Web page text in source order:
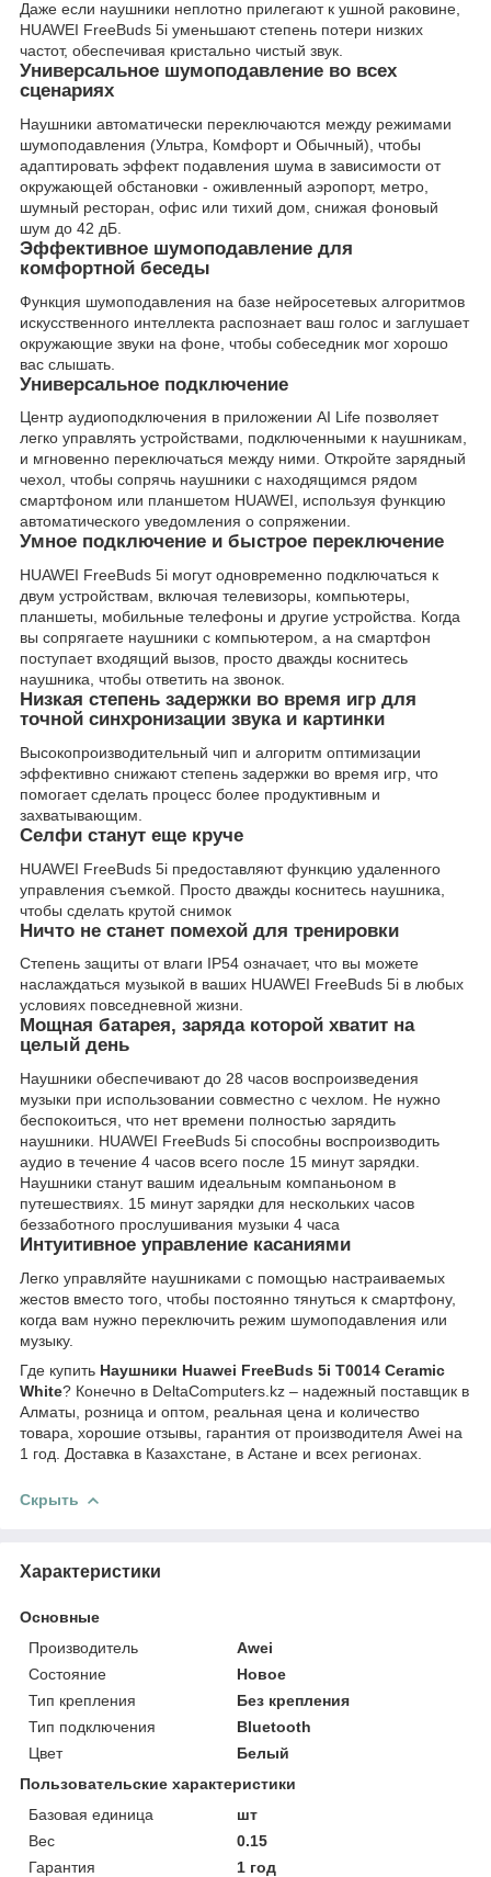
Даже если наушники неплотно прилегают к ушной раковине,
HUAWEI FreeBuds 5i уменьшают степень потери низких
частот, обеспечивая кристально чистый звук.
Универсальное шумоподавление во всех
сценариях
Наушники автоматически переключаются между режимами
шумоподавления (Ультра, Комфорт и Обычный), чтобы
адаптировать эффект подавления шума в зависимости от
окружающей обстановки - оживленный аэропорт, метро,
шумный ресторан, офис или тихий дом, снижая фоновый
шум до 42 дБ.
Эффективное шумоподавление для
комфортной беседы
Функция шумоподавления на базе нейросетевых алгоритмов
искусственного интеллекта распознает ваш голос и заглушает
окружающие звуки на фоне, чтобы собеседник мог хорошо
вас слышать.
Универсальное подключение
Центр аудиоподключения в приложении AI Life позволяет
легко управлять устройствами, подключенными к наушникам,
и мгновенно переключаться между ними. Откройте зарядный
чехол, чтобы сопрячь наушники с находящимся рядом
смартфоном или планшетом HUAWEI, используя функцию
автоматического уведомления о сопряжении.
Умное подключение и быстрое переключение
HUAWEI FreeBuds 5i могут одновременно подключаться к
двум устройствам, включая телевизоры, компьютеры,
планшеты, мобильные телефоны и другие устройства. Когда
вы сопрягаете наушники с компьютером, а на смартфон
поступает входящий вызов, просто дважды коснитесь
наушника, чтобы ответить на звонок.
Низкая степень задержки во время игр для
точной синхронизации звука и картинки
Высокопроизводительный чип и алгоритм оптимизации
эффективно снижают степень задержки во время игр, что
помогает сделать процесс более продуктивным и
захватывающим.
Селфи станут еще круче
HUAWEI FreeBuds 5i предоставляют функцию удаленного
управления съемкой. Просто дважды коснитесь наушника,
чтобы сделать крутой снимок
Ничто не станет помехой для тренировки
Степень защиты от влаги IP54 означает, что вы можете
наслаждаться музыкой в ваших HUAWEI FreeBuds 5i в любых
условиях повседневной жизни.
Мощная батарея, заряда которой хватит на
целый день
Наушники обеспечивают до 28 часов воспроизведения
музыки при использовании совместно с чехлом. Не нужно
беспокоиться, что нет времени полностью зарядить
наушники. HUAWEI FreeBuds 5i способны воспроизводить
аудио в течение 4 часов всего после 15 минут зарядки.
Наушники станут вашим идеальным компаньоном в
путешествиях. 15 минут зарядки для нескольких часов
беззаботного прослушивания музыки 4 часа
Интуитивное управление касаниями
Легко управляйте наушниками с помощью настраиваемых
жестов вместо того, чтобы постоянно тянуться к смартфону,
когда вам нужно переключить режим шумоподавления или
музыку.
Где купить Наушники Huawei FreeBuds 5i T0014 Ceramic
White? Конечно в DeltaComputers.kz – надежный поставщик в
Алматы, розница и оптом, реальная цена и количество
товара, хорошие отзывы, гарантия от производителя Awei на
1 год. Доставка в Казахстане, в Астане и всех регионах.
Скрыть
Характеристики
Основные
Производитель
Awei
Состояние
Новое
Тип крепления
Без крепления
Тип подключения
Bluetooth
Цвет
Белый
Пользовательские характеристики
Базовая единица
шт
Вес
0.15
Гарантия
1 год